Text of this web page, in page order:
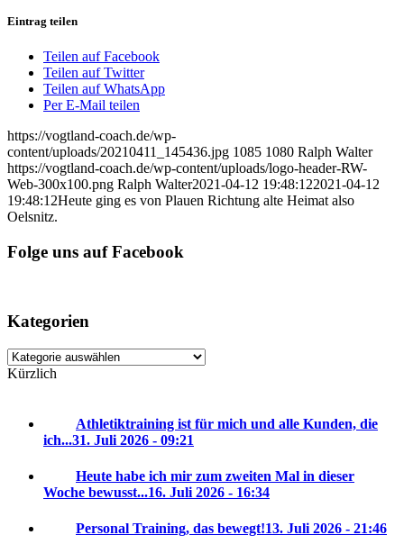
Eintrag teilen
Teilen auf Facebook
Teilen auf Twitter
Teilen auf WhatsApp
Per E-Mail teilen
https://vogtland-coach.de/wp-
content/uploads/20210411_145436.jpg 1085 1080 Ralph Walter
https://vogtland-coach.de/wp-content/uploads/logo-header-RW-
Web-300x100.png Ralph Walter2021-04-12 19:48:122021-04-12
19:48:12Heute ging es von Plauen Richtung alte Heimat also
Oelsnitz.
Folge uns auf Facebook
Kategorien
Kategorien
Kürzlich
Athletiktraining ist für mich und alle Kunden, die
ich...31. Juli 2026 - 09:21
Heute habe ich mir zum zweiten Mal in dieser
Woche bewusst...16. Juli 2026 - 16:34
Personal Training, das bewegt!13. Juli 2026 - 21:46